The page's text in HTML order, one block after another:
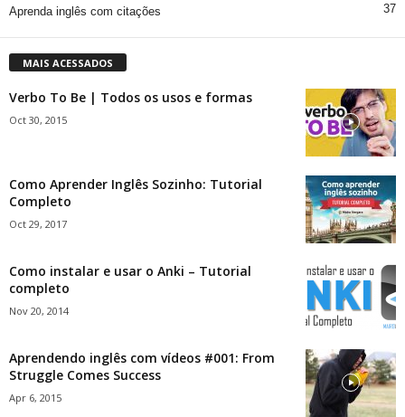
Aprenda inglês com citações 37
MAIS ACESSADOS
Verbo To Be | Todos os usos e formas
Oct 30, 2015
Como Aprender Inglês Sozinho: Tutorial
Completo
Oct 29, 2017
Como instalar e usar o Anki – Tutorial
completo
Nov 20, 2014
Aprendendo inglês com vídeos #001: From
Struggle Comes Success
Apr 6, 2015